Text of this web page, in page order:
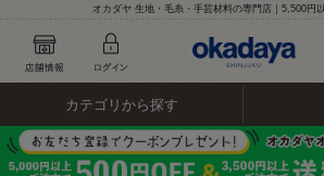
オカダヤ 生地・毛糸・手芸材料の専門店｜5,500円
カテゴリから探す